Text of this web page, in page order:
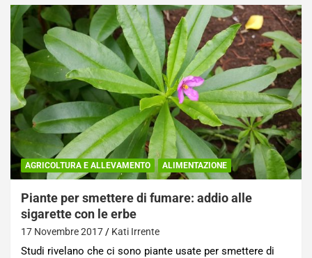
AGRICOLTURA E ALLEVAMENTO ALIMENTAZIONE
Piante per smettere di fumare: addio alle
sigarette con le erbe
17 Novembre 2017 Kati Irrente
Studi rivelano che ci sono piante usate per smettere di